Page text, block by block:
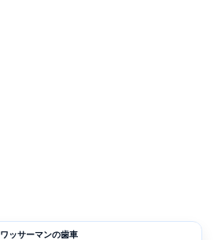
ワッサーマンの歯車